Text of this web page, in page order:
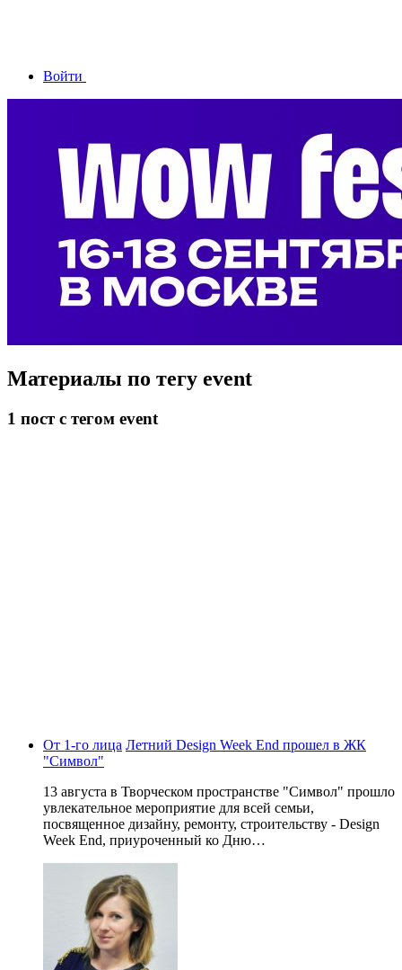
Войти
Материалы по тегу event
1 постс тегом event
От 1-го лица Летний Design Week End прошел в ЖК
"Символ"
13 августа в Творческом пространстве "Символ" прошло
увлекательное мероприятие для всей семьи,
посвященное дизайну, ремонту, строительству - Design
Week End, приуроченный ко Дню…